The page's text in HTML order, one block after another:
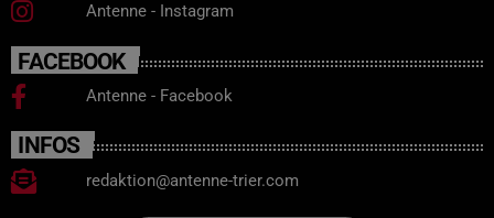
Antenne - Instagram
FACEBOOK
Antenne - Facebook
INFOS
redaktion@antenne-trier.com